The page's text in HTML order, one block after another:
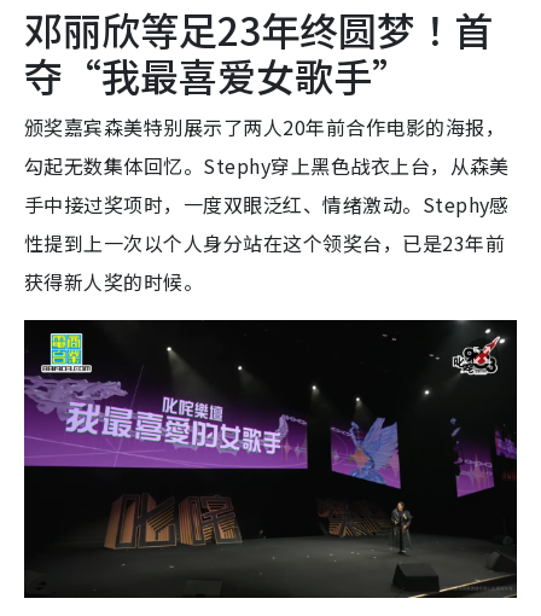
邓丽欣等足23年终圆梦！首
夺“我最喜爱女歌手”
颁奖嘉宾森美特别展示了两人20年前合作电影的海报，
勾起无数集体回忆。Stephy穿上黑色战衣上台，从森美
手中接过奖项时，一度双眼泛红、情绪激动。Stephy感
性提到上一次以个人身分站在这个领奖台，已是23年前
获得新人奖的时候。